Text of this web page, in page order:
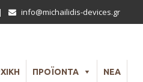
| info@michailidis-devices.gr
ΠΡΟΪΟΝΤΑ ΝΕΑ